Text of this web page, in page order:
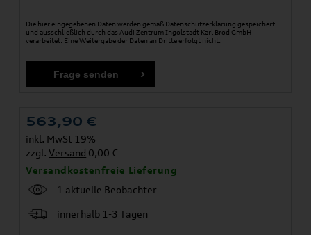
Die hier eingegebenen Daten werden gemäß Datenschutzerklärung gespeichert
und ausschließlich durch das Audi Zentrum Ingolstadt Karl Brod GmbH
verarbeitet. Eine Weitergabe der Daten an Dritte erfolgt nicht.
563,90 €
inkl. MwSt 19%
zzgl.Versand 0,00 €
Versandkostenfreie Lieferung
1 aktuelle Beobachter
innerhalb 1-3 Tagen